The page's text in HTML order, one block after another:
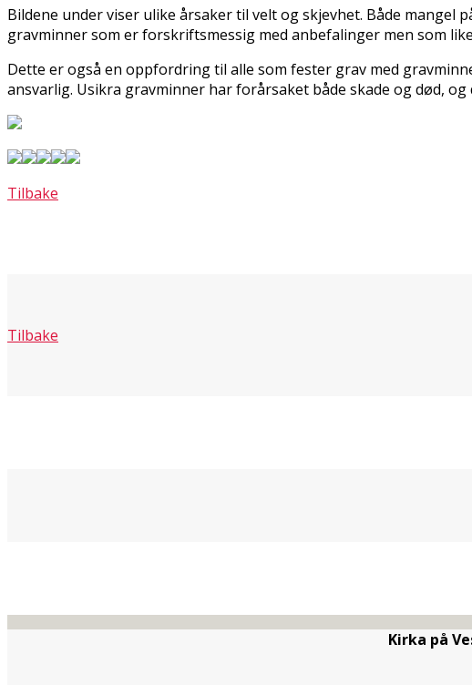
Bildene under viser ulike årsaker til velt og skjevhet. Både
gravminner som er forskriftsmessig med anbefalinger men som
Dette er også en oppfordring til alle som fester grav med
ansvarlig. Usikra gravminner har forårsaket både skade og død, og
Tilbake
Tilbake
Kirka på